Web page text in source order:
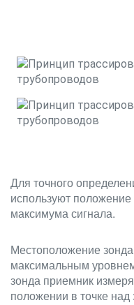
Для точного
используют
максимума сигнала.
Местоположение
максимальным
зонда приемник
положении в точке